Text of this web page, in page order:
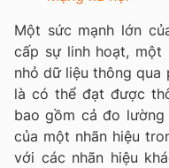
Một sức mạnh lớn
cấp sự linh hoạt, một
nhỏ dữ liệu thông qua
là có thể đạt được
bao gồm cả đo
của một nhãn hiệu
với các nhãn hiệu